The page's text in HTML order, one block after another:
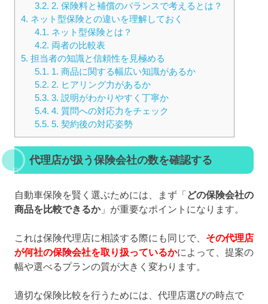
3.2. 2. 保険料と補償のバランスで考えるとは？
4. ネット型保険との違いを理解しておく
4.1. ネット型保険とは？
4.2. 両者の比較表
5. 担当者の知識と信頼性を見極める
5.1. 1. 商品に関する幅広い知識があるか
5.2. 2. ヒアリング力があるか
5.3. 3. 説明がわかりやすく丁寧か
5.4. 4. 質問への対応力をチェック
5.5. 5. 契約後の対応姿勢
代理店が扱う保険会社の数を確認する
自動車保険を賢く選ぶためには、まず「 どの保険会社の
商品を比較できるか」が重要なポイントになります。
これは保険代理店に相談する際にも同じで、 その代理店
が何社の保険会社を取り扱っているかによって、提案の
幅や選べるプランの質が大きく変わります。
適切な保険比較を行うためには、代理店選びの時点で